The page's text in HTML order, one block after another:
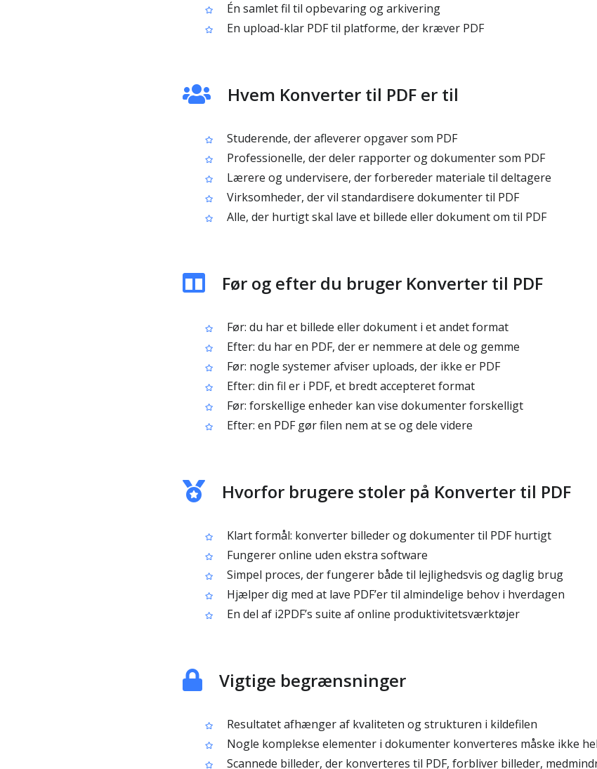
Én samlet fil til opbevaring og arkivering
En upload-klar PDF til platforme, der kræver PDF
Hvem Konverter til PDF er til
Studerende, der afleverer opgaver som PDF
Professionelle, der deler rapporter og dokumenter som PDF
Lærere og undervisere, der forbereder materiale til deltagere
Virksomheder, der vil standardisere dokumenter til PDF
Alle, der hurtigt skal lave et billede eller dokument om til PDF
Før og efter du bruger Konverter til PDF
Før: du har et billede eller dokument i et andet format
Efter: du har en PDF, der er nemmere at dele og gemme
Før: nogle systemer afviser uploads, der ikke er PDF
Efter: din fil er i PDF, et bredt accepteret format
Før: forskellige enheder kan vise dokumenter forskelligt
Efter: en PDF gør filen nem at se og dele videre
Hvorfor brugere stoler på Konverter til PDF
Klart formål: konverter billeder og dokumenter til PDF hurtigt
Fungerer online uden ekstra software
Simpel proces, der fungerer både til lejlighedsvis og daglig brug
Hjælper dig med at lave PDF’er til almindelige behov i hverdagen
En del af i2PDF’s suite af online produktivitetsværktøjer
Vigtige begrænsninger
Resultatet afhænger af kvaliteten og strukturen i kildefilen
Nogle komplekse elementer i dokumenter konverteres måske ikke
Scannede billeder, der konverteres til PDF, forbliver billeder,